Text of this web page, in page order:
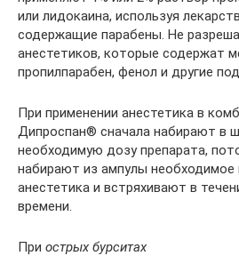
или лидокаина, используя
содержащие парабены. Не
анестетиков, которые содержат
пропилпарабен, фенол и другие
При применении анестетика в
Дипроспан® сначала набирают в
необходимую дозу препарата,
набирают из ампулы необходимое
анестетика и встряхивают в
времени.
При острых бурситах